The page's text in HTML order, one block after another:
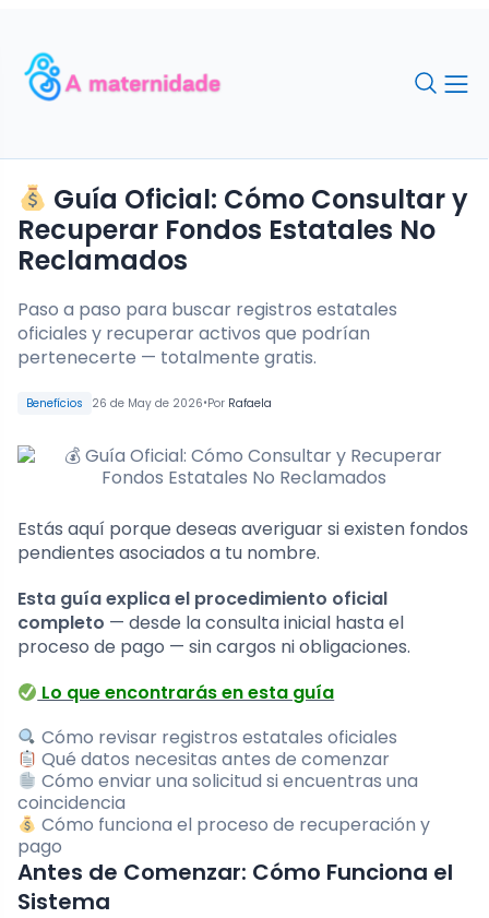
Benefícios 26 de May de 2026•Por Rafaela
Guía Oficial: Cómo Consultar y
Recuperar Fondos Estatales No
Reclamados
Paso a paso para buscar registros estatales
oficiales y recuperar activos que podrían
pertenecerte — totalmente gratis.
Estás aquí porque deseas averiguar si existen fondos
pendientes asociados a tu nombre.
Esta guía explica el procedimiento oficial
completo — desde la consulta inicial hasta el
proceso de pago — sin cargos ni obligaciones.
Lo que encontrarás en esta guía
Cómo revisar registros estatales oficiales
Qué datos necesitas antes de comenzar
Cómo enviar una solicitud si encuentras una
coincidencia
Cómo funciona el proceso de recuperación y
pago
Antes de Comenzar: Cómo Funciona el
Sistema